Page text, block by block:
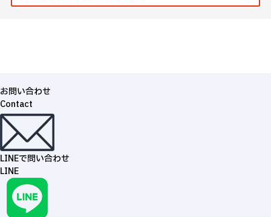
お問い合わせ
Contact
LINEで問い合わせ
LINE